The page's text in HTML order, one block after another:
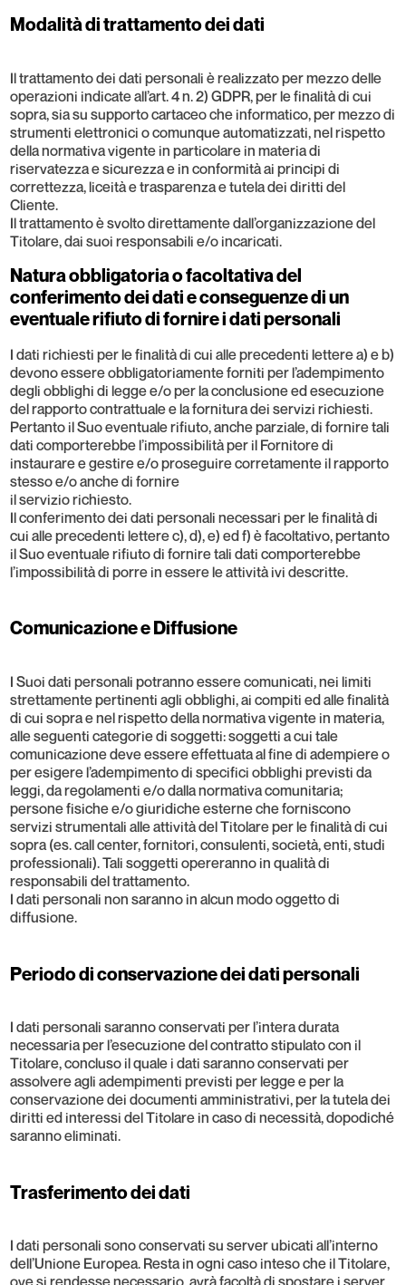
Modalità di trattamento dei dati
Il trattamento dei dati personali è realizzato per mezzo delle
operazioni indicate all’art. 4 n. 2) GDPR, per le finalità di cui
sopra, sia su supporto cartaceo che informatico, per mezzo di
strumenti elettronici o comunque automatizzati, nel rispetto
della normativa vigente in particolare in materia di
riservatezza e sicurezza e in conformità ai principi di
correttezza, liceità e trasparenza e tutela dei diritti del
Cliente.
Il trattamento è svolto direttamente dall’organizzazione del
Titolare, dai suoi responsabili e/o incaricati.
Natura obbligatoria o facoltativa del
conferimento dei dati e conseguenze di un
eventuale rifiuto di fornire i dati personali
I dati richiesti per le finalità di cui alle precedenti lettere a) e b)
devono essere obbligatoriamente forniti per l’adempimento
degli obblighi di legge e/o per la conclusione ed esecuzione
del rapporto contrattuale e la fornitura dei servizi richiesti.
Pertanto il Suo eventuale rifiuto, anche parziale, di fornire tali
dati comporterebbe l’impossibilità per il Fornitore di
instaurare e gestire e/o proseguire corretamente il rapporto
stesso e/o anche di fornire
il servizio richiesto.
Il conferimento dei dati personali necessari per le finalità di
cui alle precedenti lettere c), d), e) ed f) è facoltativo, pertanto
il Suo eventuale rifiuto di fornire tali dati comporterebbe
l’impossibilità di porre in essere le attività ivi descritte.
Comunicazione e Diffusione
I Suoi dati personali potranno essere comunicati, nei limiti
strettamente pertinenti agli obblighi, ai compiti ed alle finalità
di cui sopra e nel rispetto della normativa vigente in materia,
alle seguenti categorie di soggetti: soggetti a cui tale
comunicazione deve essere effettuata al fine di adempiere o
per esigere l’adempimento di specifici obblighi previsti da
leggi, da regolamenti e/o dalla normativa comunitaria;
persone fisiche e/o giuridiche esterne che forniscono
servizi strumentali alle attività del Titolare per le finalità di cui
sopra (es. call center, fornitori, consulenti, società, enti, studi
professionali). Tali soggetti opereranno in qualità di
responsabili del trattamento.
I dati personali non saranno in alcun modo oggetto di
diffusione.
Periodo di conservazione dei dati personali
I dati personali saranno conservati per l’intera durata
necessaria per l’esecuzione del contratto stipulato con il
Titolare, concluso il quale i dati saranno conservati per
assolvere agli adempimenti previsti per legge e per la
conservazione dei documenti amministrativi, per la tutela dei
diritti ed interessi del Titolare in caso di necessità, dopodiché
saranno eliminati.
Trasferimento dei dati
I dati personali sono conservati su server ubicati all’interno
dell’Unione Europea. Resta in ogni caso inteso che il Titolare,